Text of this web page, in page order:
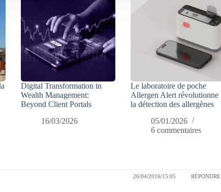
Digital Transformation in
Wealth Management:
Beyond Client Portals
16/03/2026
Le laboratoire de poche
Allergen Alert révolutionne
la détection des allergènes
05/01/2026
6 commentaires
26/04/2016/15:05 RÉPONDRE